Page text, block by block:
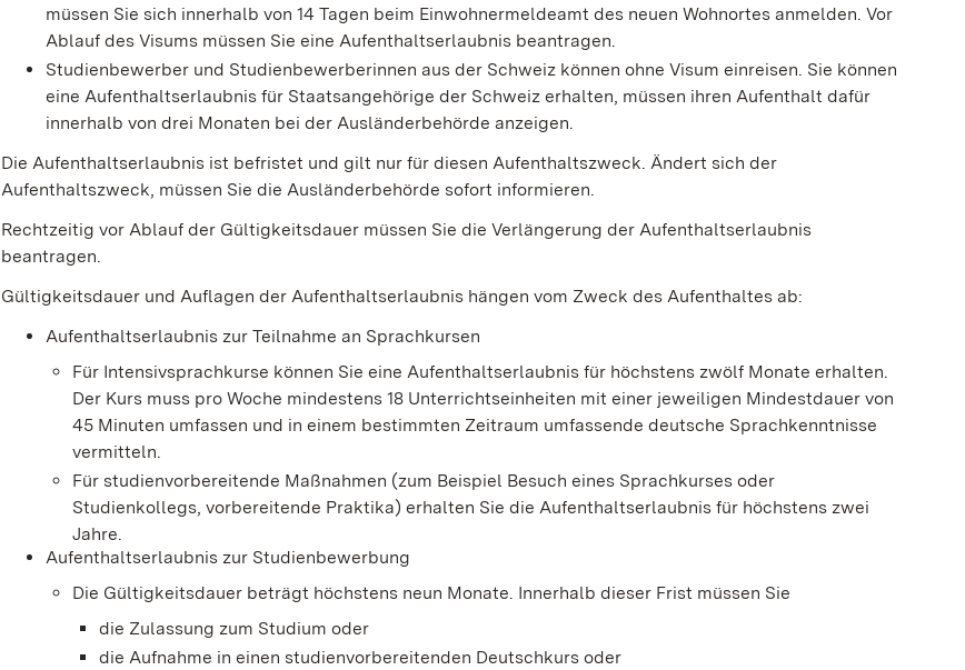
müssen Sie sich innerhalb von 14 Tagen beim Einwohnermeldeamt des neuen Wohnortes anmelden. Vor
Ablauf des Visums müssen Sie eine Aufenthaltserlaubnis beantragen.
Studienbewerber und Studienbewerberinnen aus der Schweiz können ohne Visum einreisen. Sie können
eine Aufenthaltserlaubnis für Staatsangehörige der Schweiz erhalten, müssen ihren Aufenthalt dafür
innerhalb von drei Monaten bei der Ausländerbehörde anzeigen.
Die Aufenthaltserlaubnis ist befristet und gilt nur für diesen Aufenthaltszweck. Ändert sich der
Aufenthaltszweck, müssen Sie die Ausländerbehörde sofort informieren.
Rechtzeitig vor Ablauf der Gültigkeitsdauer müssen Sie die Verlängerung der Aufenthaltserlaubnis
beantragen.
Gültigkeitsdauer und Auflagen der Aufenthaltserlaubnis hängen vom Zweck des Aufenthaltes ab:
Aufenthaltserlaubnis zur Teilnahme an Sprachkursen
Für Intensivsprachkurse können Sie eine Aufenthaltserlaubnis für höchstens zwölf Monate erhalten.
Der Kurs muss pro Woche mindestens 18 Unterrichtseinheiten mit einer jeweiligen Mindestdauer von
45 Minuten umfassen und in einem bestimmten Zeitraum umfassende deutsche Sprachkenntnisse
vermitteln.
Für studienvorbereitende Maßnahmen (zum Beispiel Besuch eines Sprachkurses oder
Studienkollegs, vorbereitende Praktika) erhalten Sie die Aufenthaltserlaubnis für höchstens zwei
Jahre.
Aufenthaltserlaubnis zur Studienbewerbung
Die Gültigkeitsdauer beträgt höchstens neun Monate. Innerhalb dieser Frist müssen Sie
die Zulassungzum Studium oder
die Aufnahme in einen studienvorbereitenden Deutschkurs oder